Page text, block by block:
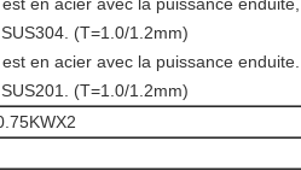
en acier avec la puissance enduite,
(T=1.0/1.2mm)
en acier avec la puissance enduite.
(T=1.0/1.2mm)